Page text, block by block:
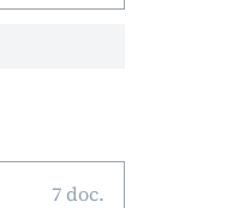
7 doc.